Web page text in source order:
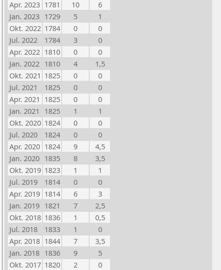
Apr. 2023 1781 10
6
Jan. 2023 1729 5
1
Okt. 2022 1784 0
0
Jul. 2022
1784 3
0
Apr. 2022 1810 0
0
Jan. 2022 1810 4
1,5
Okt. 2021 1825 0
0
Jul. 2021
1825 0
0
Apr. 2021 1825 0
0
Jan. 2021
1825 1
1
Okt. 2020 1824 0
0
Jul. 2020
1824 0
0
Apr. 2020 1824 9
4,5
Jan. 2020 1835 8
3,5
Okt. 2019 1823 1
1
Jul. 2019
1814 0
0
Apr. 2019 1814 6
3
Jan. 2019 1821 7
2,5
Okt. 2018 1836 1
0,5
Jul. 2018
1833 1
0
Apr. 2018 1844 7
3,5
Jan. 2018 1836 9
5
Okt. 2017 1820 2
0